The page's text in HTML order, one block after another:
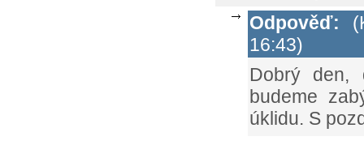
Odpověď:
16:43)
Dobrý den,
budeme
úklidu. S